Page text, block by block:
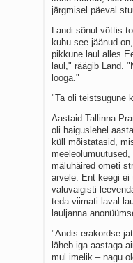
järgmisel päeval
Landi sõnul võttis
kuhu see jäänud
pikkune laul alles
laul," räägib Land.
looga."
"Ta oli teistsugune
Aastaid Tallinna
oli haiguslehel
küll mõistatasid,
mäluhäired ometi
arvele. Ent keegi ei
valuvaigisti
teda viimati laval
lauljanna
"Andis erakordse
läheb iga aastaga
mul imelik – nagu